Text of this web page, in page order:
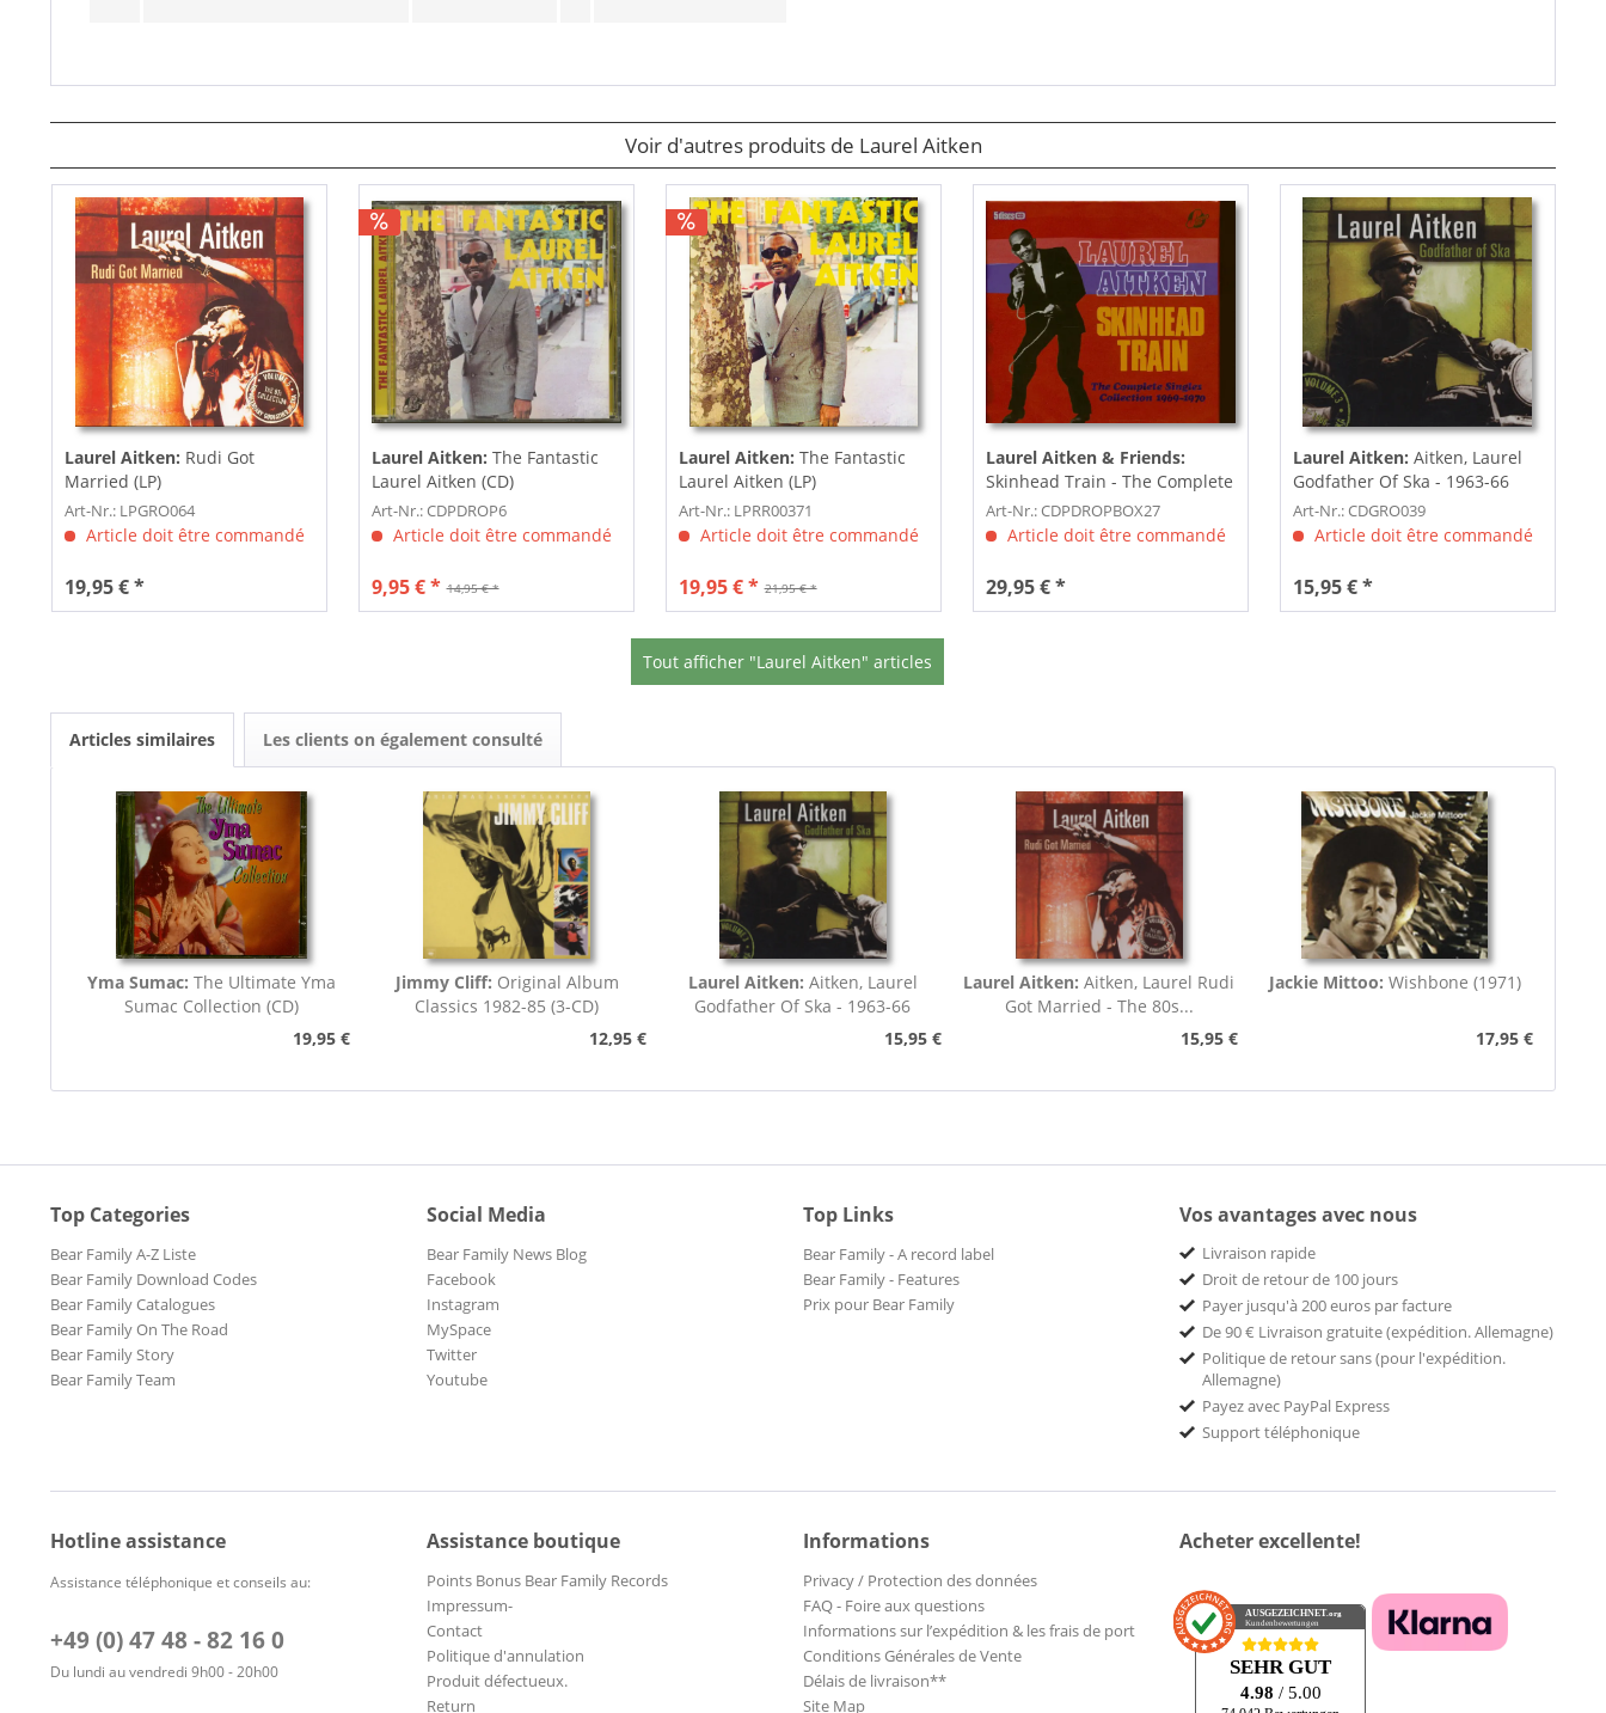
Voir d'autres produits de Laurel Aitken
Laurel Aitken: Rudi Got
Married (LP)
Art-Nr.: LPGRO064
Article doit être commandé
19,95 € *
Laurel Aitken: The Fantastic
Laurel Aitken (CD)
Art-Nr.: CDPDROP6
Article doit être commandé
14,95 € *
9,95 € *
Laurel Aitken: The Fantastic
Laurel Aitken (LP)
Art-Nr.: LPRR00371
Article doit être commandé
21,95 € *
19,95 € *
Laurel Aitken & Friends:
Skinhead Train - The Complete
Singles...
Art-Nr.: CDPDROPBOX27
Article doit être commandé
29,95 € *
Laurel Aitken: Aitken, Laurel
Godfather Of Ska - 1963-66
Art-Nr.: CDGRO039
Article doit être commandé
15,95 € *
Tout afficher "Laurel Aitken" articles
Articles similaires Les clients on également consulté
Yma Sumac: The Ultimate Yma
Sumac Collection (CD)
19,95 €
Jimmy Cliff: Original Album
Classics 1982-85 (3-CD)
12,95 €
Laurel Aitken: Aitken, Laurel
Godfather Of Ska - 1963-66
15,95 €
Laurel Aitken:Aitken, Laurel Rudi
Got Married - The 80s...
15,95 €
Jackie Mittoo: Wishbone (1971)
17,95 €
Top Categories
Bear Family A-Z Liste
Bear Family Download Codes
Bear Family Catalogues
Bear Family On The Road
Bear Family Story
Bear Family Team
Social Media
Bear Family News Blog
Facebook
Instagram
MySpace
Twitter
Youtube
Top Links
Bear Family - A record label
Bear Family - Features
Prix pour Bear Family
Vos avantages avec nous
Livraison rapide
Droit de retour de 100 jours
Payer jusqu'à 200 euros par facture
De 90 € Livraison gratuite (expédition. Allemagne)
Politique de retour sans (pour l'expédition.
Allemagne)
Payez avec PayPal Express
Support téléphonique
Hotline assistance
Assistance téléphonique et conseils au:
+49 (0) 47 48 - 82 16 0
Du lundi au vendredi 9h00 - 20h00
Assistance boutique
Points Bonus Bear Family Records
Impressum-
Contact
Politique d'annulation
Produit défectueux.
Return
Informations
Privacy / Protection des données
FAQ - Foire aux questions
Informations sur l’expédition & les frais de port
Conditions Générales de Vente
Délais de livraison**
Site Map
Acheter excellente!
AUSGEZEICHNET .org
Kundenbewertungen
SEHR GUT
4.98 / 5.00